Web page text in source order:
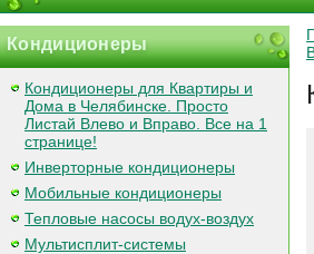
Кондиционеры
Кондиционеры для Квартиры и
Дома в Челябинске. Просто
Листай Влево и Вправо. Все на 1
странице!
Инверторные кондиционеры
Мобильные кондиционеры
Тепловые насосы водух-воздух
Мультисплит-системы